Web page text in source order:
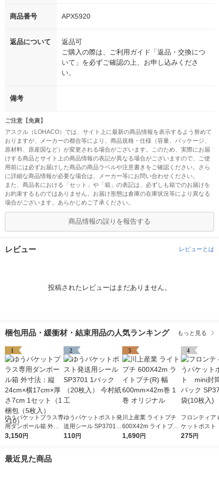
商品番号 APX5920
返品について
返品可
ご購入の際は、ご利用ガイド「返品・交換につ
いて」を必ずご確認の上、お申し込みくださ
い。
備考
ご注意【免責】
アスクル（LOHACO）では、サイト上に最新の商品情報を表示するよう努めて
おりますが、メーカーの都合等により、商品規格・仕様（容量、パッケージ、
原材料、原産国など）が変更される場合がございます。このため、実際にお届
けする商品とサイト上の商品情報の表記が異なる場合がございますので、ご使
用前には必ずお届けした商品の商品ラベルや注意書きをご確認ください。さら
に詳細な商品情報が必要な場合は、メーカー等にお問い合わせください。
また、商品名における「セット」や「箱」の表記は、必ずしも箱でのお届けを
お約束するものではありません。お届け形態は倉庫の在庫状況等により異なる
場合がございます。あらかじめご了承ください。
商品情報の誤りを報告する
レビュー レビューとは
投稿されたレビューはまだありません。
梱包用品・緩衝材・結束用品の人気ランキング もっと見る
1
ゆうパケットプラス専
用ダンボール箱 外寸
法：縦24cm×横17cm
3,150円
2
ゆうパケットポスト発
送用シール SP3701 1
パック（20枚入） 今
110円
3
川上産業 ライトプチ
600X42m ライトプチ
(R) 幅600mm×42m巻
1,690円
4
フロンティア
ケットポス
筒 10枚パッ
275円
最近見た商品